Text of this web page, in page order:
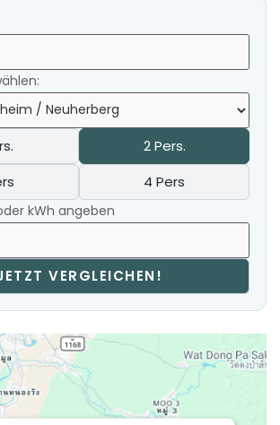
2 Pers.
4 Pers
kWh angeben
VERGLEICHEN!